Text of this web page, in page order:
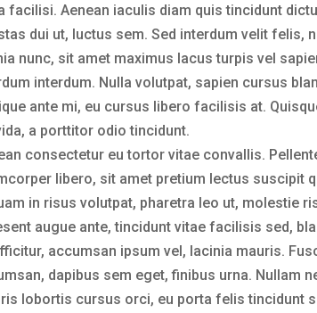
facilisi. Aenean iaculis diam quis tincidunt
dui ut, luctus sem. Sed interdum velit felis,
nunc, sit amet maximus lacus turpis vel
interdum. Nulla volutpat, sapien cursus
ante mi, eu cursus libero facilisis at.
a porttitor odio tincidunt.
consectetur eu tortor vitae convallis.
libero, sit amet pretium lectus suscipit
in risus volutpat, pharetra leo ut, molestie
augue ante, tincidunt vitae facilisis sed,
accumsan ipsum vel, lacinia mauris.
dapibus sem eget, finibus urna. Nullam
lobortis cursus orci, eu porta felis tincidunt